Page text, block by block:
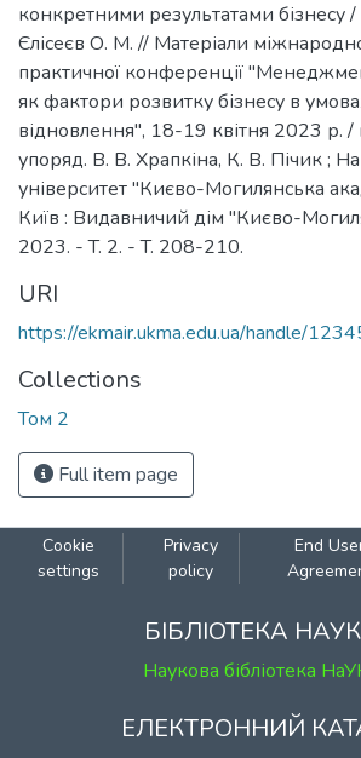
конкретними результатами бізнесу
Єлісеєв О. М. // Матеріали
практичної конференції
як фактори розвитку бізнесу в
відновлення", 18-19 квітня 2023 р. /
упоряд. В. В. Храпкіна, К. В. Пічик ;
університет "Києво-Могилянська
Київ : Видавничий дім "Києво-
2023. - T. 2. - T. 208-210.
URI
https://ekmair.ukma.edu.ua/handle/
Collections
Том 2
Full item page
Cookie
settings
Privacy
policy
End
БІБЛІОТЕКА
Наукова бібліотека
ЕЛЕКТРОННИЙ